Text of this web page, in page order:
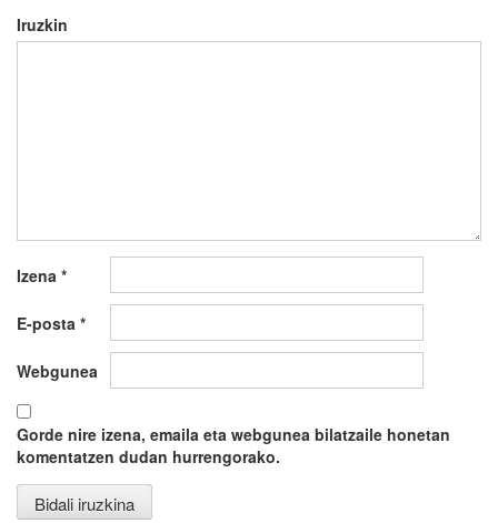
Iruzkin
Izena *
E-posta *
Webgunea
Gorde nire izena, emaila eta webgunea bilatzaile honetan
komentatzen dudan hurrengorako.